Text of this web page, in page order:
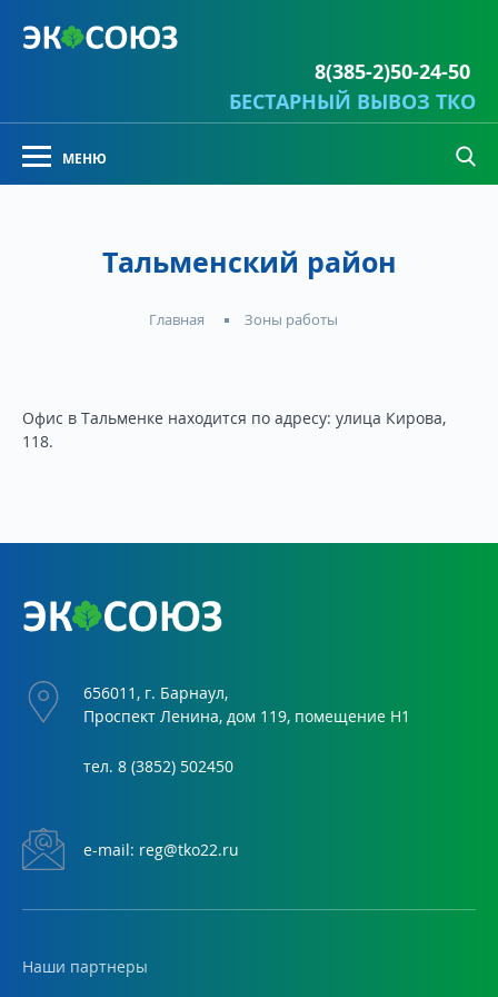
8(385-2)50-24-50
БЕСТАРНЫЙ ВЫВОЗ ТКО
Тальменский район
Главная Зоны работы
Офис в Тальменке находится по адресу: улица Кирова,
118.
656011, г. Барнаул,
Проспект Ленина, дом 119, помещение Н1
тел. 8 (3852) 502450
е-mail: reg@tko22.ru
Наши партнеры